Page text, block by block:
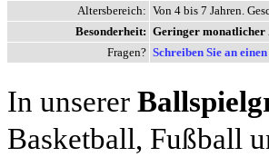
Altersbereich: Von 4 bis 7 Jahren.
Besonderheit: Geringer monatlicher
Fragen? Schreiben Sie an
In unserer
Basketball, Fußball